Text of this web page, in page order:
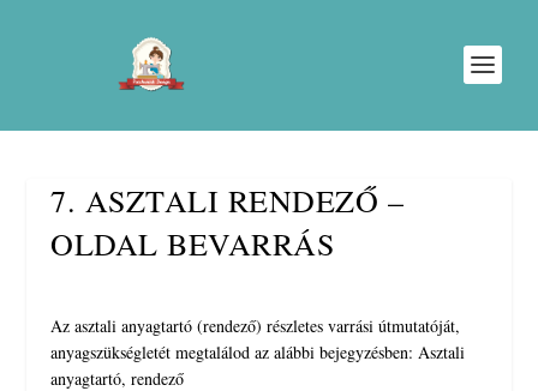
7. ASZTALI RENDEZŐ –
OLDAL BEVARRÁS
Az asztali anyagtartó (rendező) részletes varrási útmutatóját,
anyagszükségletét megtalálod az alábbi bejegyzésben: Asztali
anyagtartó, rendező